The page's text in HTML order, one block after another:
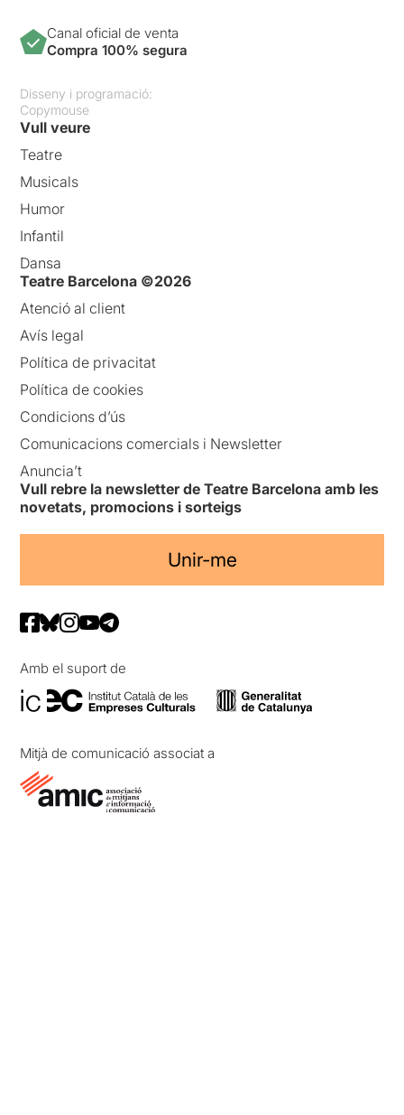
Canal oficial de venta
Compra 100% segura
Disseny i programació:
Copymouse
Vull veure
Teatre
Musicals
Humor
Infantil
Dansa
Teatre Barcelona ©2026
Atenció al client
Avís legal
Política de privacitat
Política de cookies
Condicions d’ús
Comunicacions comercials i Newsletter
Anuncia’t
Vull rebre la newsletter de Teatre Barcelona amb les
novetats, promocions i sorteigs
Unir-me
Amb el suport de
Mitjà de comunicació associat a